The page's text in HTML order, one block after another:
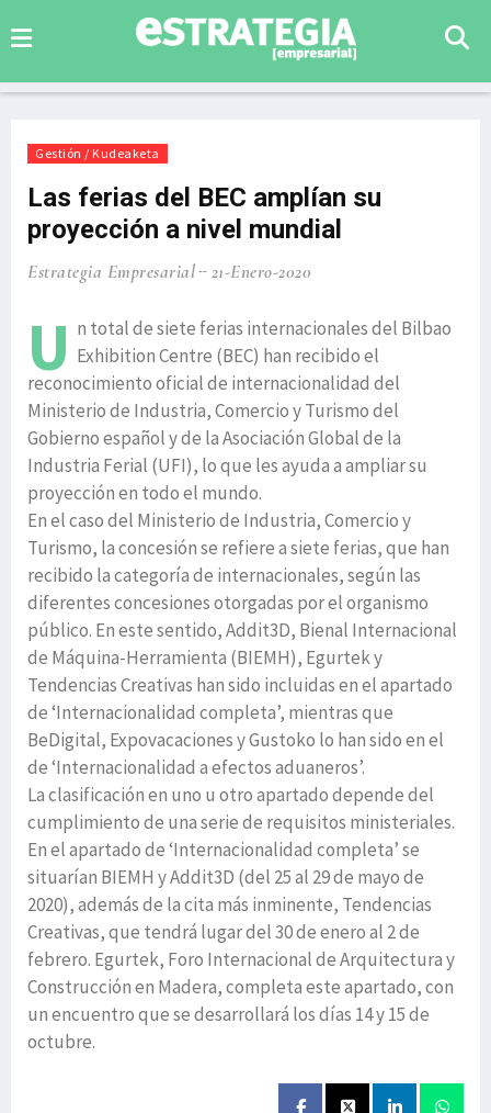
Gestión / Kudeaketa
Las ferias del BEC amplían su
proyección a nivel mundial
Estrategia Empresarial 21-Enero-2020
U n total de siete ferias internacionales del Bilbao
Exhibition Centre (BEC) han recibido el
reconocimiento oficial de internacionalidad del
Ministerio de Industria, Comercio y Turismo del
Gobierno español y de la Asociación Global de la
Industria Ferial (UFI), lo que les ayuda a ampliar su
proyección en todo el mundo.
En el caso del Ministerio de Industria, Comercio y
Turismo, la concesión se refiere a siete ferias, que han
recibido la categoría de internacionales, según las
diferentes concesiones otorgadas por el organismo
público. En este sentido, Addit3D, Bienal Internacional
de Máquina-Herramienta (BIEMH), Egurtek y
Tendencias Creativas han sido incluidas en el apartado
de ‘Internacionalidad completa’, mientras que
BeDigital, Expovacaciones y Gustoko lo han sido en el
de ‘Internacionalidad a efectos aduaneros’.
La clasificación en uno u otro apartado depende del
cumplimiento de una serie de requisitos ministeriales.
En el apartado de ‘Internacionalidad completa’ se
situarían BIEMH y Addit3D (del 25 al 29 de mayo de
2020), además de la cita más inminente, Tendencias
Creativas, que tendrá lugar del 30 de enero al 2 de
febrero. Egurtek, Foro Internacional de Arquitectura y
Construcción en Madera, completa este apartado, con
un encuentro que se desarrollará los días 14 y 15 de
octubre.